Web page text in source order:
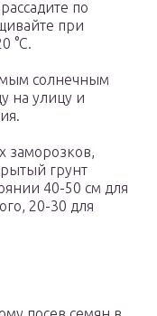
по
при
°C.
солнечным
на улицу и
заморозков,
грунт
40-50 см для
20-30 для